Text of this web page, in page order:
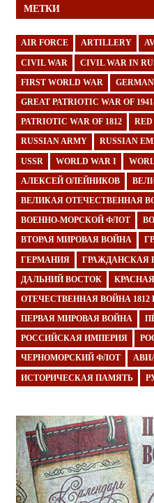
МЕТКИ
AIR FORCE ARTILLERY
CIVIL WAR CIVIL WAR IN
FIRST WORLD WAR
GREAT PATRIOTIC WAR OF
PATRIOTIC WAR OF 1812
RUSSIAN ARMY RUSSIAN
USSR WORLD WAR I
АЛЕКСЕЙ ОЛЕЙНИКОВ
ВЕЛИКАЯ ОТЕЧЕСТВЕННАЯ
ВОЕННО-МОРСКОЙ ФЛОТ
ВТОРАЯ МИРОВАЯ ВОЙНА
ГЕРМАНИЯ ГРАЖДАНСКАЯ
ДАЛЬНИЙ ВОСТОК
ОТЕЧЕСТВЕННАЯ ВОЙНА 1812
ПЕРВАЯ МИРОВАЯ ВОЙНА
РОССИЙСКАЯ ИМПЕРИЯ
ЧЕРНОМОРСКИЙ ФЛОТ
ИСТОРИЧЕСКАЯ ПАМЯТЬ